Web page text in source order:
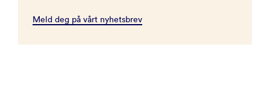
Meld deg på vårt nyhetsbrev